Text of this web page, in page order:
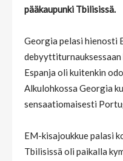
pääkaupunki Tbilisissä.
Georgia pelasi hienosti
Espanja oli kuitenkin
Alkulohkossa Georgia
sensaatiomaisesti
EM-kisajoukkue palasi
Tbilisissä oli paikalla